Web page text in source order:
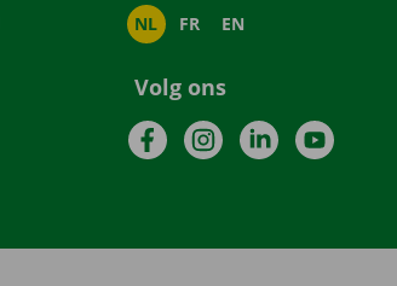
NL FR EN
Volg ons
FacebookInstagramLinkedInYouTube